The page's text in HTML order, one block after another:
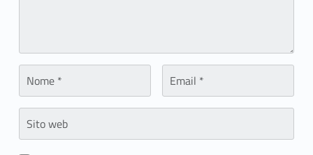
Nome
* Email
*
Sito web